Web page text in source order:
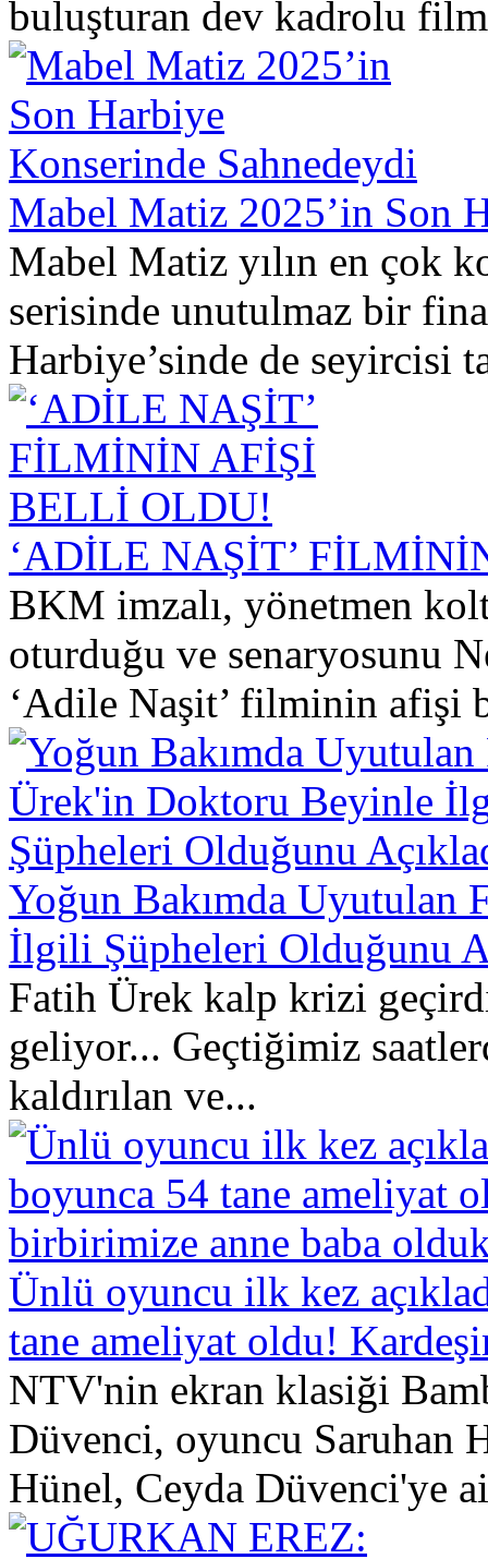
buluşturan dev kadrolu
Mabel Matiz 2025’in Son
Mabel Matiz yılın en çok
serisinde unutulmaz bir
Harbiye’sinde de seyircisi
‘ADİLE NAŞİT’
BKM imzalı, yönetmen
oturduğu ve senaryosunu
‘Adile Naşit’ filminin afişi
Yoğun Bakımda
İlgili Şüpheleri Olduğunu
Fatih Ürek kalp krizi
geliyor... Geçtiğimiz
kaldırılan ve...
Ünlü oyuncu ilk kez
tane ameliyat oldu!
NTV'nin ekran klasiği
Düvenci, oyuncu Saruhan
Hünel, Ceyda Düvenci'ye